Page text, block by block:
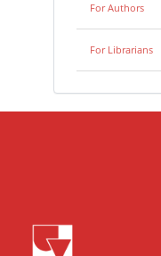
For Authors
For Librarians